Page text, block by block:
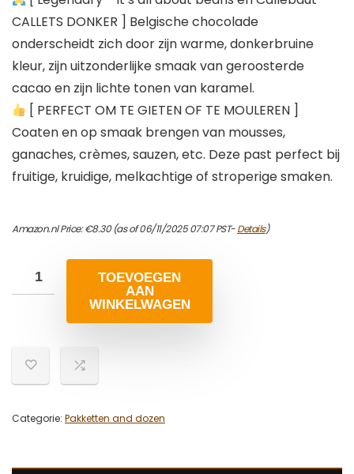
CALLETS DONKER ] Belgische chocolade
onderscheidt zich door zijn warme, donkerbruine
kleur, zijn uitzonderlijke smaak van geroosterde
cacao en zijn lichte tonen van karamel.
[ PERFECT OM TE GIETEN OF TE MOULEREN ]
Coaten en op smaak brengen van mousses,
ganaches, crèmes, sauzen, etc. Deze past perfect bij
fruitige, kruidige, melkachtige of stroperige smaken.
Amazon.nl Price:€8.30(as of 06/11/2025 07:07 PST-Details)
TOEVOEGEN
AAN
WINKELWAGEN
Categorie: Pakketten and dozen